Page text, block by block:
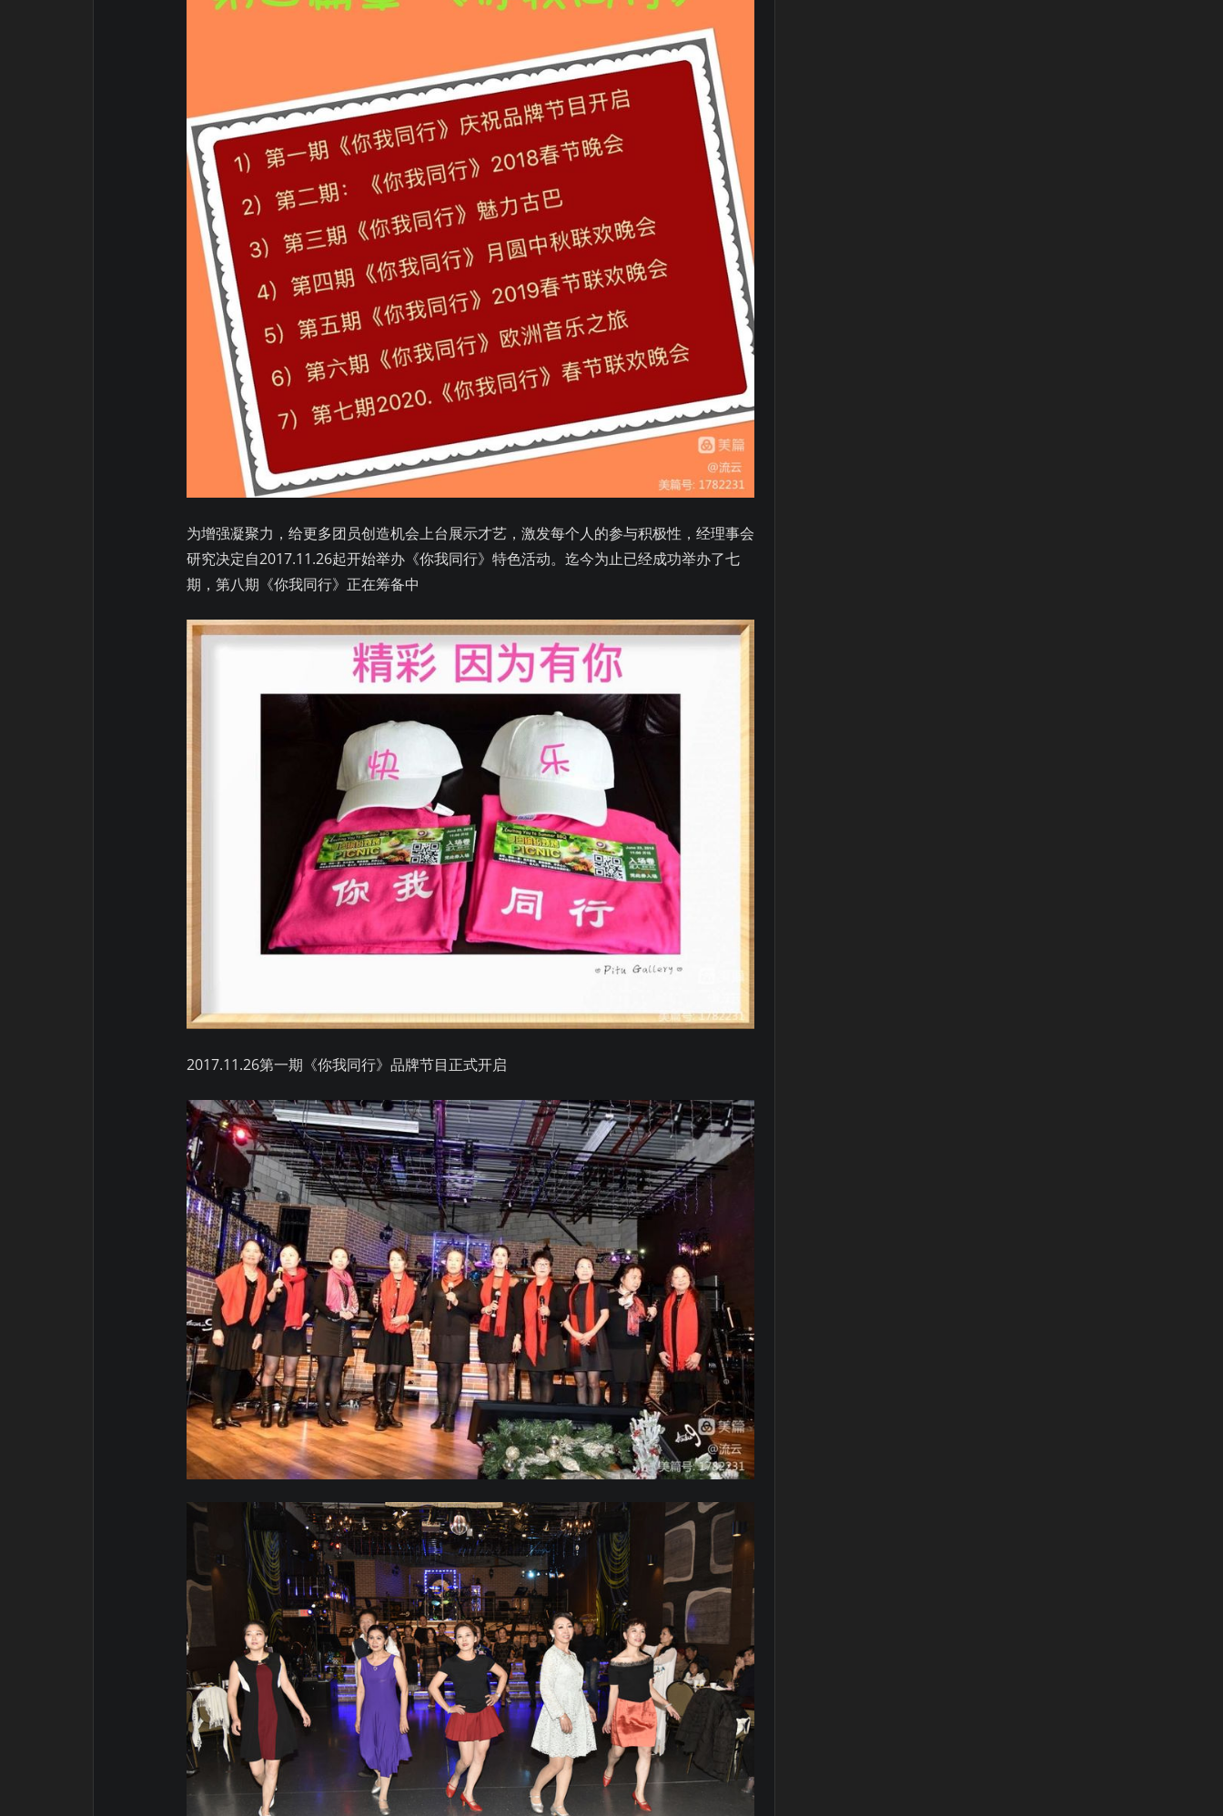
为增强凝聚力，给更多团员创造机会上台展示才艺，激发每个人的参与积极性，经理事会
研究决定自2017.11.26起开始举办《你我同行》特色活动。迄今为止已经成功举办了七
期，第八期《你我同行》正在筹备中
2017.11.26第一期《你我同行》品牌节目正式开启